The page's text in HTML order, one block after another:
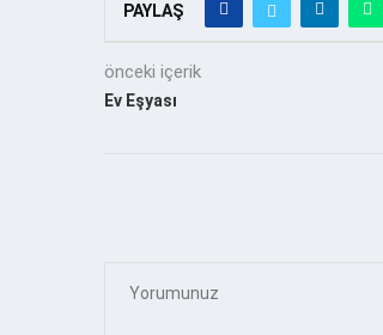
PAYLAŞ
önceki içerik
Ev Eşyası